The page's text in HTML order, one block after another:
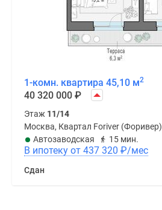
1-комн. квартира 45,10 м2
40 320 000 ₽
Этаж 11/14
Москва, Квартал Foriver (Форивер)
Автозаводская
15 мин.
В ипотеку от 437 320 ₽/мес
Сдан